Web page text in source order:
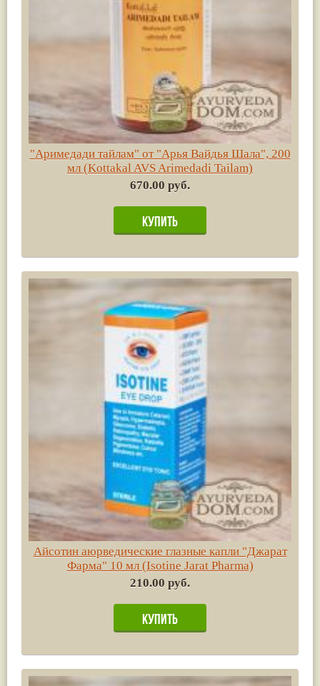
"Аримедади тайлам" от "Арья Вайдья Шала", 200
мл (Kottakal AVS Arimedadi Tailam)
670.00 руб.
Айсотин аюрведические глазные капли "Джарат
Фарма" 10 мл (Isotine Jarat Pharma)
210.00 руб.